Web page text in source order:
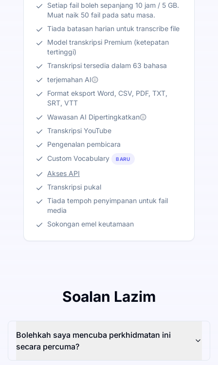
Setiap fail boleh sepanjang 10 jam / 5 GB.
Muat naik 50 fail pada satu masa.
Tiada batasan harian untuk transcribe file
Model transkripsi Premium (ketepatan
tertinggi)
Transkripsi tersedia dalam 63 bahasa
terjemahan AI
Format eksport Word, CSV, PDF, TXT,
SRT, VTT
Wawasan AI Dipertingkatkan
Transkripsi YouTube
Pengenalan pembicara
Custom Vocabulary
BARU
Akses API
Transkripsi pukal
Tiada tempoh penyimpanan untuk fail
media
Sokongan emel keutamaan
Soalan Lazim
Bolehkah saya mencuba perkhidmatan ini
secara percuma?